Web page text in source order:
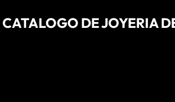
CATALOGO DE JOYERIA